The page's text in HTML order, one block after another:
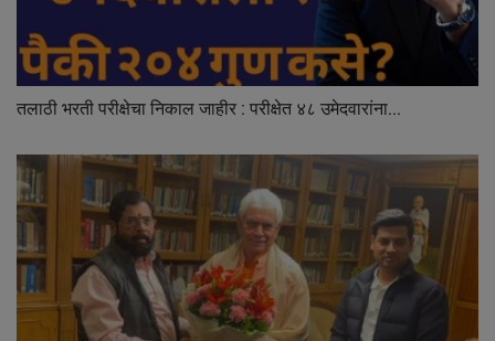
तलाठी भरती परीक्षेचा निकाल जाहीर : परीक्षेत ४८ उमेदवारांना...